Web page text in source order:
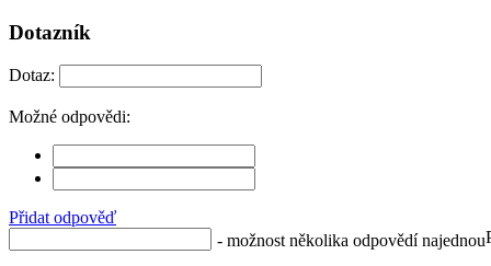
Dotazník
Dotaz:
Možné odpovědi:
Přidat odpověď
- možnost několika odpovědí najednou